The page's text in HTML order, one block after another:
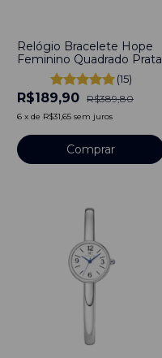
Relógio Bracelete Hope
Feminino Quadrado Prata
(15)
R$189,90 R$389,80
6 x de R$31,65 sem juros